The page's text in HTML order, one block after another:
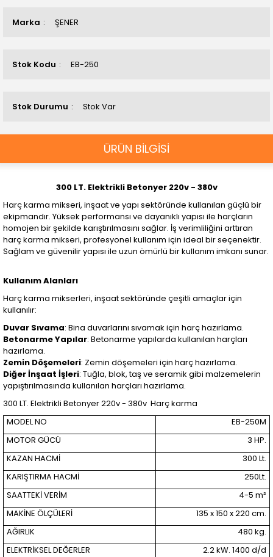
Marka ŞENER
Stok Kodu EB-250
Stok Durumu Stok Var
ÜRÜN BİLGİSİ
300 LT. Elektrikli Betonyer 220v - 380v
Harç karma mikseri, inşaat ve yapı sektöründe kullanılan güçlü bir
ekipmandır. Yüksek performansı ve dayanıklı yapısı ile harçların
homojen bir şekilde karıştırılmasını sağlar. İş verimliliğini arttıran
harç karma mikseri, profesyonel kullanım için ideal bir seçenektir.
Sağlam ve güvenilir yapısı ile uzun ömürlü bir kullanım imkanı sunar.
Kullanım Alanları
Harç karma mikserleri, inşaat sektöründe çeşitli amaçlar için
kullanılır:
Duvar Sıvama: Bina duvarlarını sıvamak için harç hazırlama.
Betonarme Yapılar: Betonarme yapılarda kullanılan harçları
hazırlama.
Zemin Döşemeleri: Zemin döşemeleri için harç hazırlama.
Diğer İnşaat İşleri: Tuğla, blok, taş ve seramik gibi malzemelerin
yapıştırılmasında kullanılan harçları hazırlama.
300 LT. Elektrikli Betonyer 220v - 380v Harç karma
MODEL NO
EB-250M
MOTOR GÜCÜ
3 HP.
KAZAN HACMİ
300 Lt.
KARIŞTIRMA HACMİ
250Lt.
SAATTEKİ VERİM
4-5 m²
MAKİNE ÖLÇÜLERİ
135 x 150 x 220 cm.
AĞIRLIK
480 kg.
ELEKTRİKSEL DEĞERLER
2.2 kW. 1400 d/d